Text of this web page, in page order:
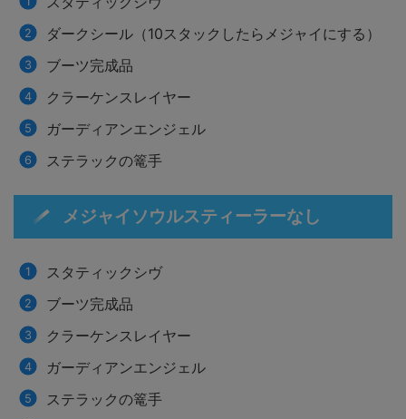
ダークシール（10スタックしたらメジャイにする）
ブーツ完成品
クラーケンスレイヤー
ガーディアンエンジェル
ステラックの篭手
メジャイソウルスティーラーなし
スタティックシヴ
ブーツ完成品
クラーケンスレイヤー
ガーディアンエンジェル
ステラックの篭手